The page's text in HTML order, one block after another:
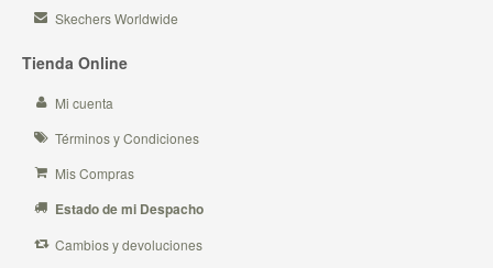
Skechers Worldwide
Tienda Online
Mi cuenta
Términos y Condiciones
Mis Compras
Estado de mi Despacho
Cambios y devoluciones